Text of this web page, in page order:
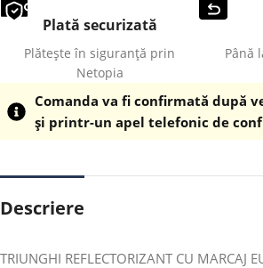
Plată securizată
Plătește în siguranță prin
Netopia
Până
Comanda va fi confirmată după
și printr-un apel telefonic de
Descriere
TRIUNGHI REFLECTORIZANT CU MARCAJ